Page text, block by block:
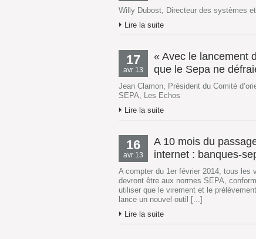
Willy Dubost, Directeur des systèmes
Lire la suite
17
avr 13
« Avec le lancement
que le Sepa ne
Jean Clamon, Président du Comité
SEPA, Les Echos
Lire la suite
16
avr 13
A 10 mois du
internet : banques-
A compter du 1er février 2014, tous les
devront être aux normes SEPA,
utiliser que le virement et le
lance un nouvel outil [...]
Lire la suite